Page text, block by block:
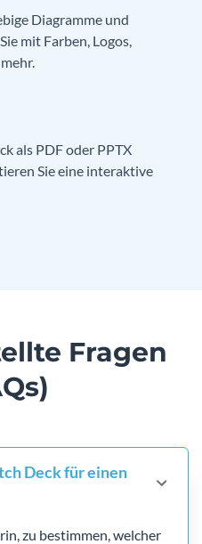
Diagramme und
mit Farben, Logos,
als PDF oder PPTX
Sie eine interaktive
Fragen
Deck für einen
zu bestimmen, welcher